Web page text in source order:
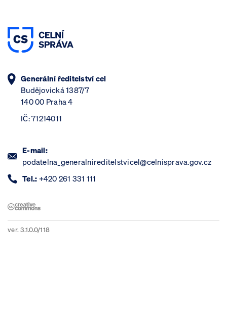
Generální ředitelství cel
Budějovická 1387/7
140 00 Praha 4
IČ: 71214011
E-mail:
podatelna_generalnireditelstvicel@celnisprava.gov.cz
Tel.: +420 261 331 111
ver. 3.1.0.0/118